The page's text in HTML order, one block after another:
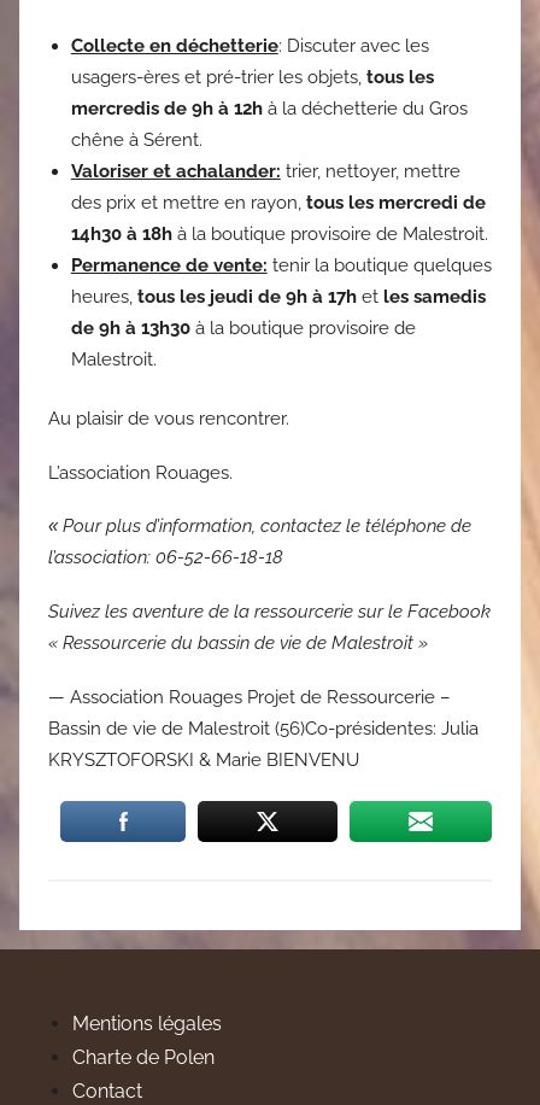
Collecte en déchetterie: Discuter avec les
usagers-ères et pré-trier les objets,tous les
mercredis de 9h à 12h à la déchetterie du Gros
chêne à Sérent.
Valoriser et achalander: trier, nettoyer, mettre
des prix et mettre en rayon, tous les mercredi de
14h30 à 18hà la boutique provisoire de Malestroit.
Permanence de vente: tenir la boutique quelques
heures, tous les jeudi de 9h à 17h et les samedis
de 9h à 13h30à la boutique provisoire de
Malestroit.
Au plaisir de vous rencontrer.
L’association Rouages.
«Pour plus d’information, contactez le téléphone de
l’association: 06-52-66-18-18
Suivez les aventure de la ressourcerie sur le Facebook
« Ressourcerie du bassin de vie de Malestroit »
— Association Rouages Projet de Ressourcerie –
Bassin de vie de Malestroit (56)Co-présidentes: Julia
KRYSZTOFORSKI & Marie BIENVENU
Mentions légales
Charte de Polen
Contact